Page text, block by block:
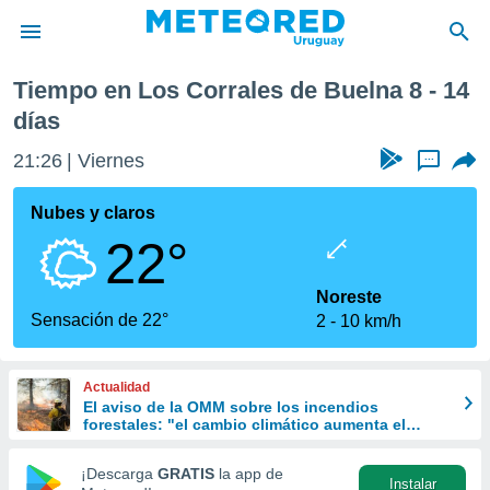
de
por
para
que se
calidad.
las
y
forma
basada
Tiempo en Los Corrales de Buelna 8 - 14
días
21:26 Viernes ...
Nubes y claros
22°
Sensación de 22°
Noreste
2
10 km/h
Actualidad
El aviso de la OMM sobre los incendios
forestales: "el cambio climático aumenta el
¡Descarga GRATIS la app de
Instalar